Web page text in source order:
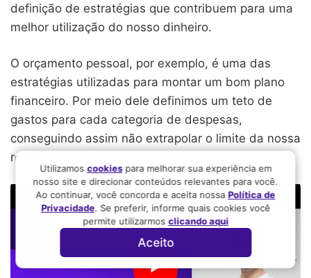
definição de estratégias que contribuem para uma
melhor utilização do nosso dinheiro.
O orçamento pessoal, por exemplo, é uma das
estratégias utilizadas para montar um bom plano
financeiro. Por meio dele definimos um teto de
gastos para cada categoria de despesas,
conseguindo assim não extrapolar o limite da nossa
renda.
Utilizamos cookiespara melhorar sua experiência em
nosso site e direcionar conteúdos relevantes para você.
Ao continuar, você concorda e aceita nossaPolítica de
Privacidade. Se preferir, informe quais cookies você
permite utilizarmos clicando aqui
Aceito